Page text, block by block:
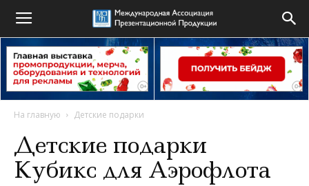
На главную Детские подарки
Детские подарки
Кубикс для Аэрофлота